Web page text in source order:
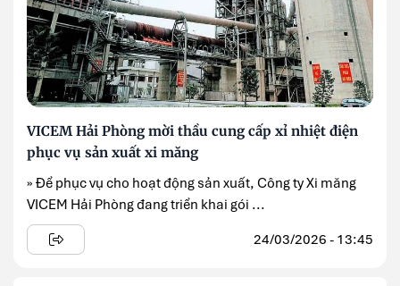
VICEM Hải Phòng mời thầu cung cấp xỉ nhiệt điện
phục vụ sản xuất xi măng
» Để phục vụ cho hoạt động sản xuất, Công ty Xi măng
VICEM Hải Phòng đang triển khai gói ...
24/03/2026 - 13:45